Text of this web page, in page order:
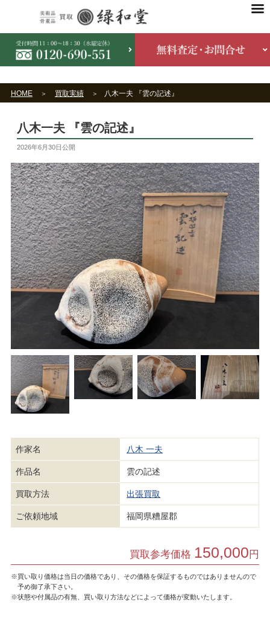
HOME 買取実績 八木一夫 『雲の記述』
八木一夫 『雲の記述』
2026年6月30日公開
作家名 八木 一夫
作品名 雲の記述
買取方法 出張買取
ご依頼地域 福岡県糟屋郡
買取参考価格 150,000 円
※買い取り価格は当日の価格であり、その価格を保証するものではありませんので
予め御了承下さい。
※状態や付属品の有無、買い取り方法などによって価格が変動いたします。